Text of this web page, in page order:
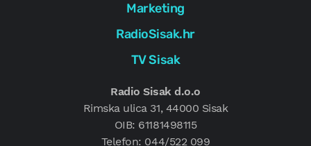
Marketing
RadioSisak.hr
TV Sisak
Radio Sisak d.o.o
Rimska ulica 31, 44000 Sisak
OIB: 61181498115
Telefon: 044/522 099